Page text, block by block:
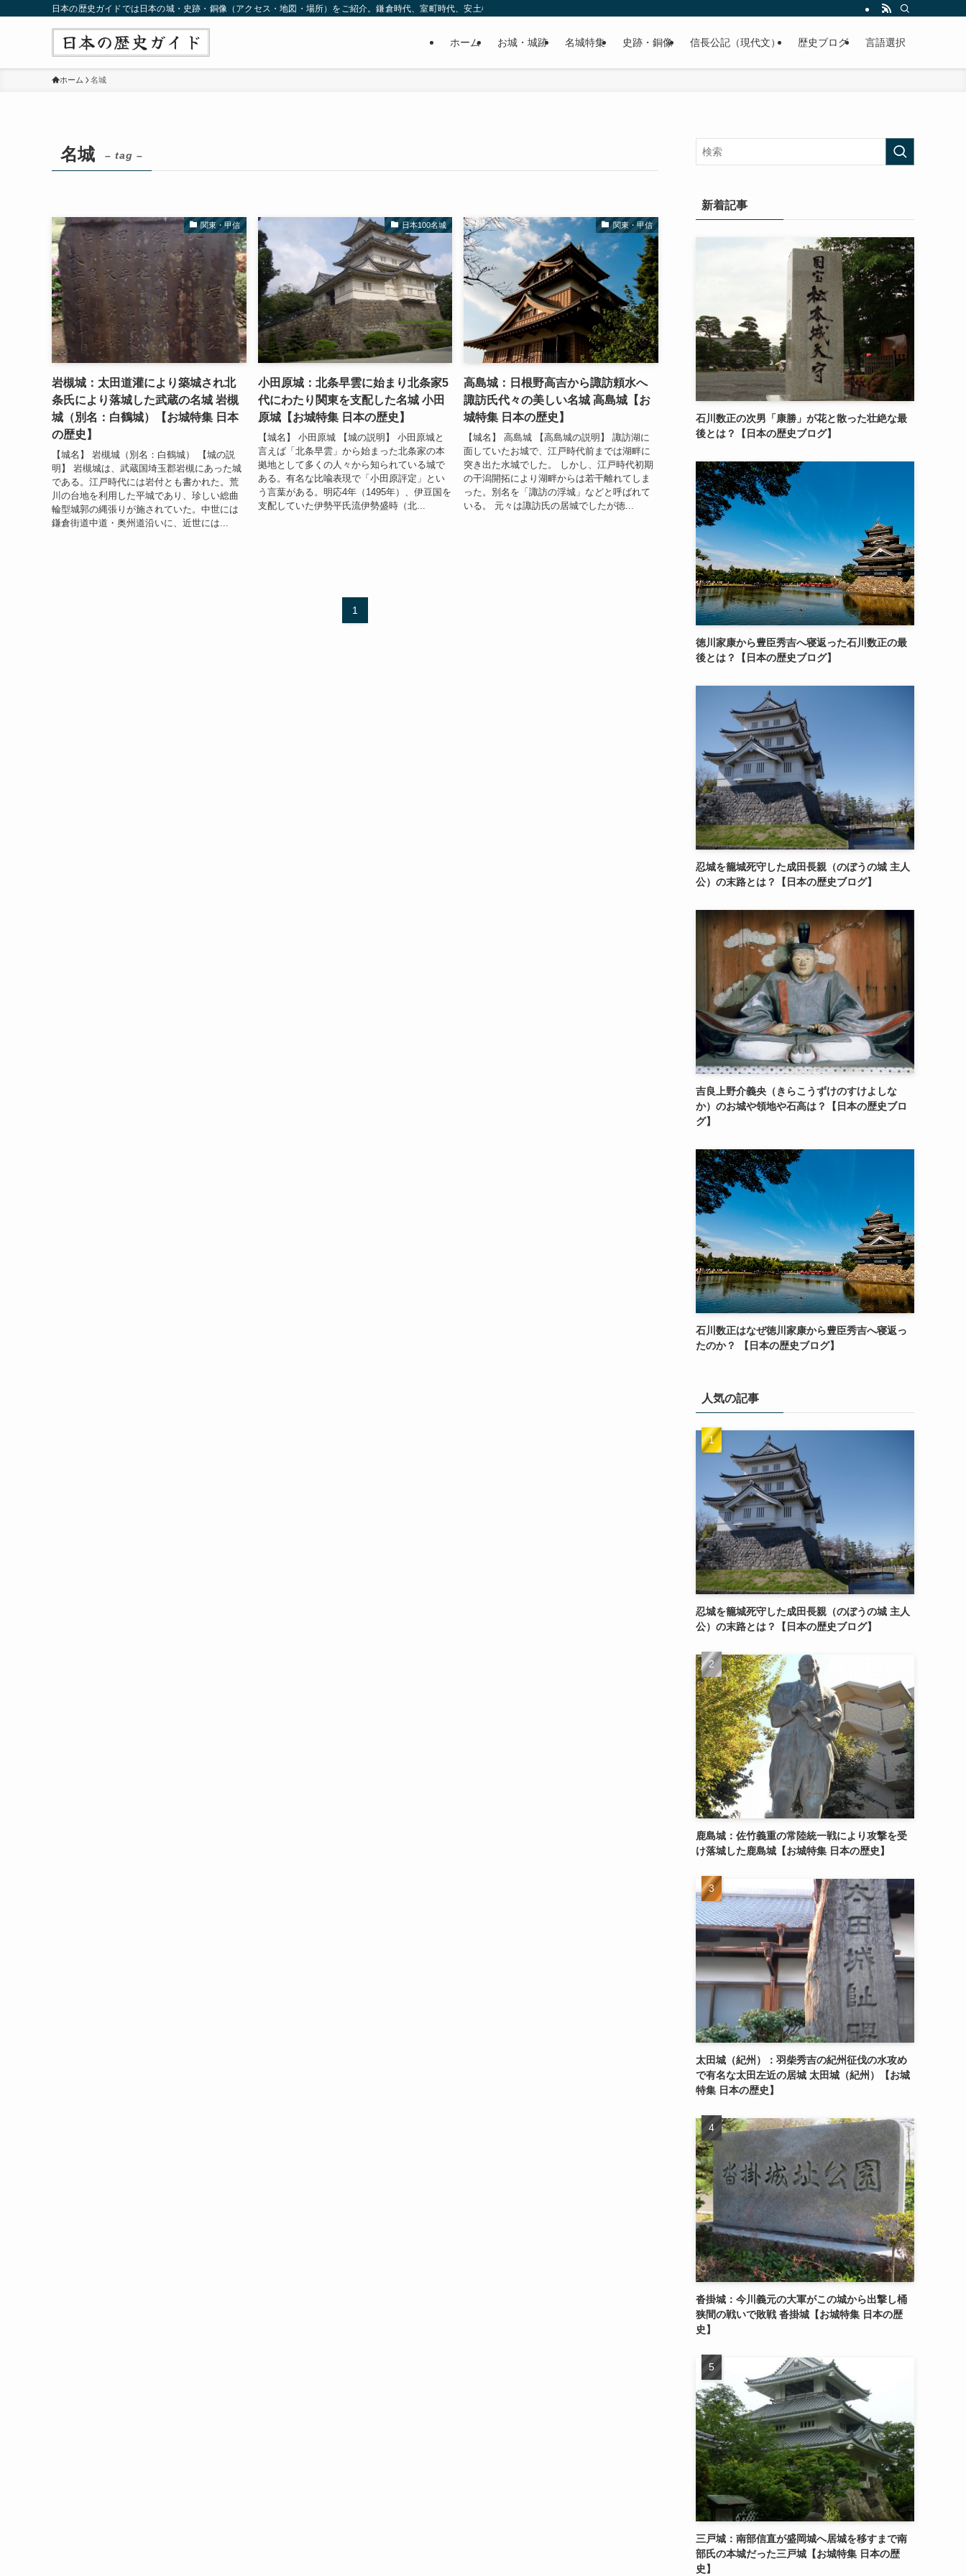
日本の歴史ガイドでは日本の城・史跡・銅像（アクセス・地図・場所）をご紹介。鎌倉時代、室町時代、安土桃山時代（戦国時代）、江戸時代と幅広くご紹介致します。
ホーム お城・城跡 名城特集 史跡・銅像 信長公記（現代文） 歴史ブログ 言語選択
ホーム 名城
名城 – tag –
関東・甲信
岩槻城：太田道灌により築城され北
条氏により落城した武蔵の名城 岩槻
城（別名：白鶴城）【お城特集 日本
の歴史】
【城名】 岩槻城（別名：白鶴城） 【城の説
明】 岩槻城は、武蔵国埼玉郡岩槻にあった城
である。江戸時代には岩付とも書かれた。荒
川の台地を利用した平城であり、珍しい総曲
輪型城郭の縄張りが施されていた。中世には
鎌倉街道中道・奥州道沿いに、近世には...
日本100名城
小田原城：北条早雲に始まり北条家5
代にわたり関東を支配した名城 小田
原城【お城特集 日本の歴史】
【城名】 小田原城 【城の説明】 小田原城と
言えば「北条早雲」から始まった北条家の本
拠地として多くの人々から知られている城で
ある。有名な比喩表現で「小田原評定」とい
う言葉がある。明応4年（1495年）、伊豆国を
支配していた伊勢平氏流伊勢盛時（北...
関東・甲信
高島城：日根野高吉から諏訪頼水へ
諏訪氏代々の美しい名城 高島城【お
城特集 日本の歴史】
【城名】 高島城 【高島城の説明】 諏訪湖に
面していたお城で、江戸時代前までは湖畔に
突き出た水城でした。 しかし、江戸時代初期
の干潟開拓により湖畔からは若干離れてしま
った。別名を「諏訪の浮城」などと呼ばれて
いる。 元々は諏訪氏の居城でしたが徳...
1
新着記事
石川数正の次男「康勝」が花と散った壮絶な最
後とは？【日本の歴史ブログ】
徳川家康から豊臣秀吉へ寝返った石川数正の最
後とは？【日本の歴史ブログ】
忍城を籠城死守した成田長親（のぼうの城 主人
公）の末路とは？【日本の歴史ブログ】
吉良上野介義央（きらこうずけのすけよしな
か）のお城や領地や石高は？【日本の歴史ブロ
グ】
石川数正はなぜ徳川家康から豊臣秀吉へ寝返っ
たのか？ 【日本の歴史ブログ】
人気の記事
忍城を籠城死守した成田長親（のぼうの城 主人
公）の末路とは？【日本の歴史ブログ】
鹿島城：佐竹義重の常陸統一戦により攻撃を受
け落城した鹿島城【お城特集 日本の歴史】
太田城（紀州）：羽柴秀吉の紀州征伐の水攻め
で有名な太田左近の居城 太田城（紀州）【お城
特集 日本の歴史】
沓掛城：今川義元の大軍がこの城から出撃し桶
狭間の戦いで敗戦 沓掛城【お城特集 日本の歴
史】
三戸城：南部信直が盛岡城へ居城を移すまで南
部氏の本城だった三戸城【お城特集 日本の歴
史】